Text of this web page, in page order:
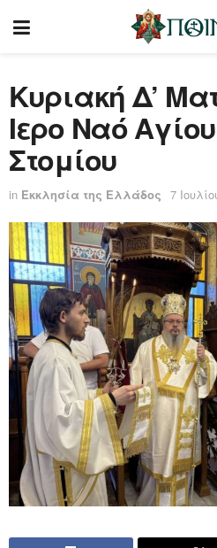
Κυριακή Δ’
Ιερο Ναό
Στομίου
in Εκκλησία της Ελλάδος 7